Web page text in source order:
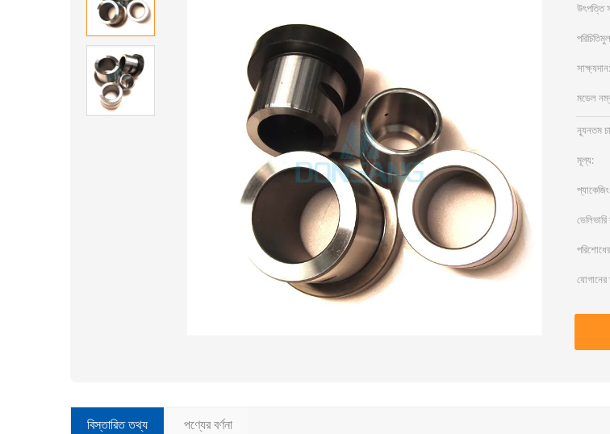
উৎপত্তি
সাক্ষ্যদান:
মডেল
ন্যূনতম
মূল্য:
যোগানের
বিস্তারিত তথ্য পণ্যের বর্ণনা